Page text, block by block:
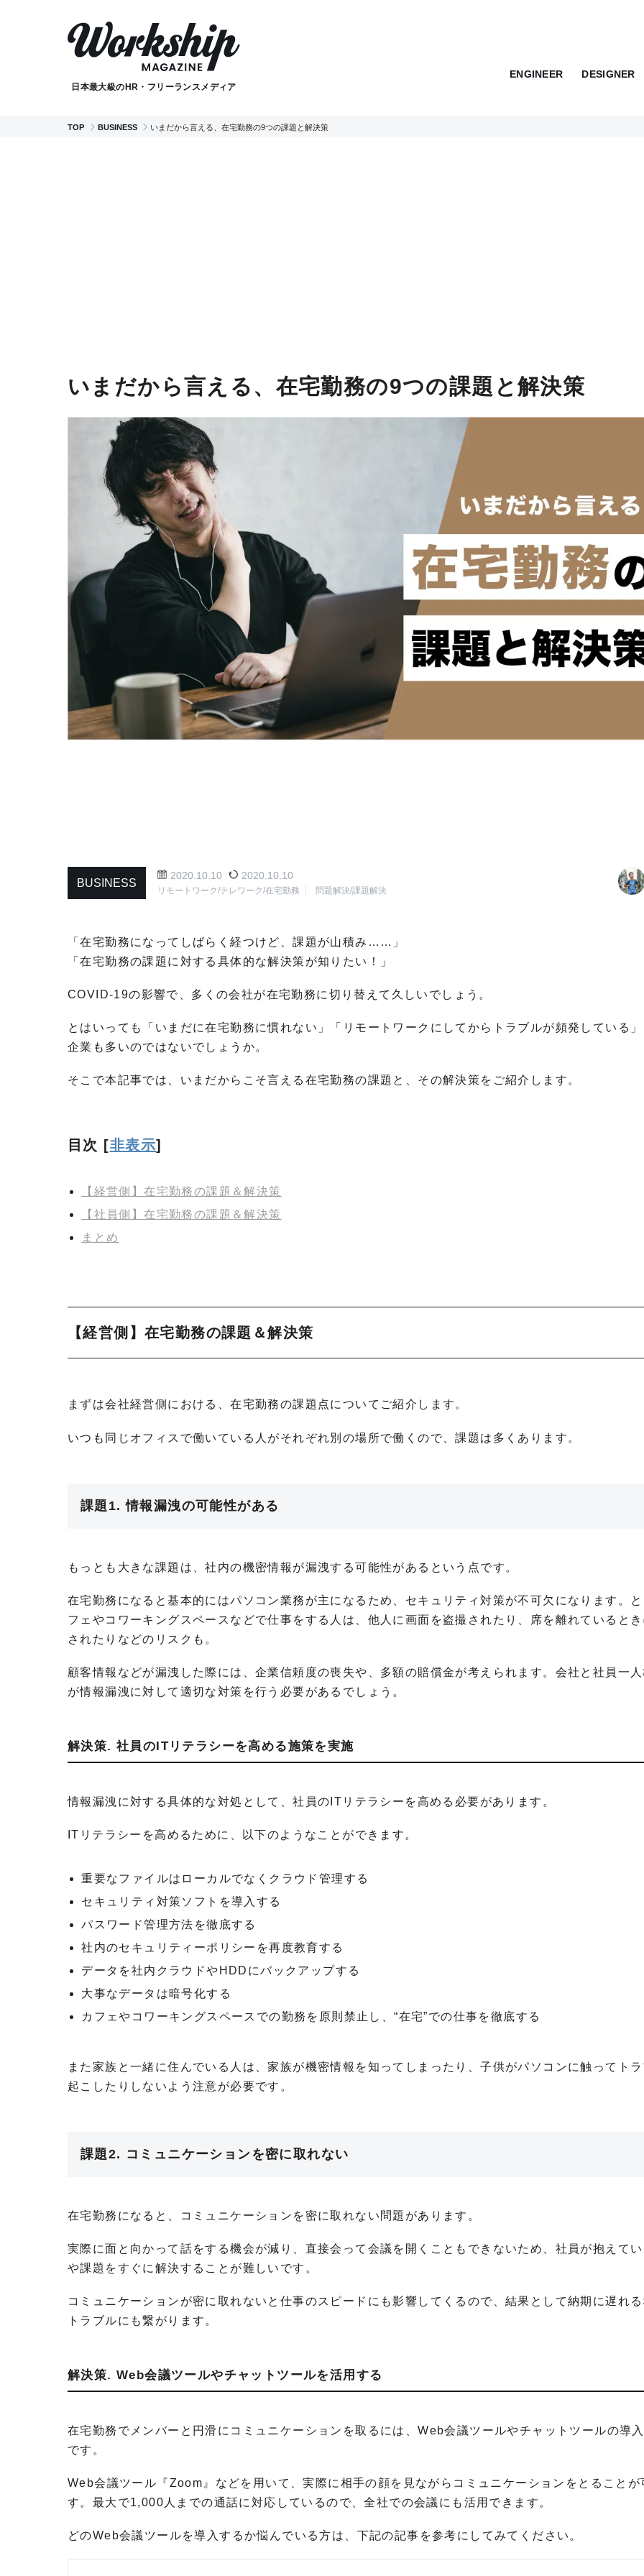
日本最大級のHR・フリーランスメディア
ENGINEER DESIGNER
TOP BUSINESS いまだから言える、在宅勤務の9つの課題と解決策
いまだから言える、在宅勤務の9つの課題と解決策
BUSINESS
2020.10.10 2020.10.10
リモートワーク/テレワーク/在宅勤務 問題解決/課題解決
「在宅勤務になってしばらく経つけど、課題が山積み……」
「在宅勤務の課題に対する具体的な解決策が知りたい！」
COVID-19の影響で、多くの会社が在宅勤務に切り替えて久しいでしょう。
とはいっても「いまだに在宅勤務に慣れない」「リモートワークにしてからトラブルが頻発している
企業も多いのではないでしょうか。
そこで本記事では、いまだからこそ言える在宅勤務の課題と、その解決策をご紹介します。
目次 [非表示]
【経営側】在宅勤務の課題＆解決策
【社員側】在宅勤務の課題＆解決策
まとめ
【経営側】在宅勤務の課題＆解決策
まずは会社経営側における、在宅勤務の課題点についてご紹介します。
いつも同じオフィスで働いている人がそれぞれ別の場所で働くので、課題は多くあります。
課題1. 情報漏洩の可能性がある
もっとも大きな課題は、社内の機密情報が漏洩する可能性があるという点です。
在宅勤務になると基本的にはパソコン業務が主になるため、セキュリティ対策が不可欠になります。
フェやコワーキングスペースなどで仕事をする人は、他人に画面を盗撮されたり、席を離れていると
されたりなどのリスクも。
顧客情報などが漏洩した際には、企業信頼度の喪失や、多額の賠償金が考えられます。会社と社員一
が情報漏洩に対して適切な対策を行う必要があるでしょう。
解決策. 社員のITリテラシーを高める施策を実施
情報漏洩に対する具体的な対処として、社員のITリテラシーを高める必要があります。
ITリテラシーを高めるために、以下のようなことができます。
重要なファイルはローカルでなくクラウド管理する
セキュリティ対策ソフトを導入する
パスワード管理方法を徹底する
社内のセキュリティーポリシーを再度教育する
データを社内クラウドやHDDにバックアップする
大事なデータは暗号化する
カフェやコワーキングスペースでの勤務を原則禁止し、“在宅”での仕事を徹底する
また家族と一緒に住んでいる人は、家族が機密情報を知ってしまったり、子供がパソコンに触ってト
起こしたりしないよう注意が必要です。
課題2. コミュニケーションを密に取れない
在宅勤務になると、コミュニケーションを密に取れない問題があります。
実際に面と向かって話をする機会が減り、直接会って会議を開くこともできないため、社員が抱えて
や課題をすぐに解決することが難しいです。
コミュニケーションが密に取れないと仕事のスピードにも影響してくるので、結果として納期に遅れ
トラブルにも繋がります。
解決策. Web会議ツールやチャットツールを活用する
在宅勤務でメンバーと円滑にコミュニケーションを取るには、Web会議ツールやチャットツールの導
です。
Web会議ツール『Zoom』などを用いて、実際に相手の顔を見ながらコミュニケーションをとることが
す。最大で1,000人までの通話に対応しているので、全社での会議にも活用できます。
どのWeb会議ツールを導入するか悩んでいる方は、下記の記事を参考にしてみてください。